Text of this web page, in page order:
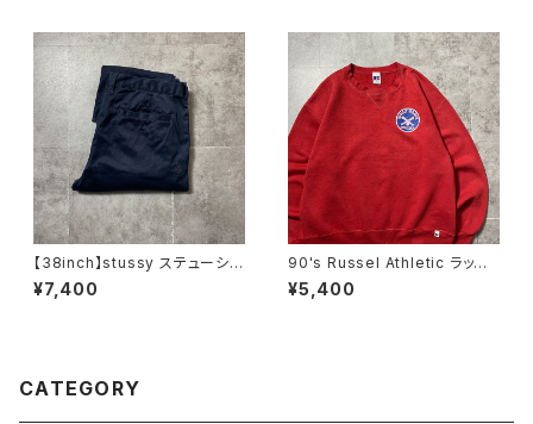
【38inch】stussy ステューシ
ー ジッパーフライ SSリン
ク 刺繍ロゴ ネイビー クロ
¥7,400
90's Russel Athletic ラッセ
ルアスレチック ローカルベー
スボールチーム プリント 前V
¥5,400
CATEGORY